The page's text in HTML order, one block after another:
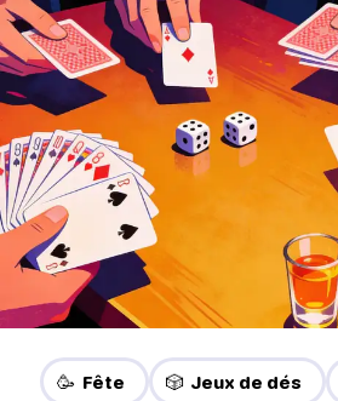
🥳 Fête 🎲 Jeux de dés